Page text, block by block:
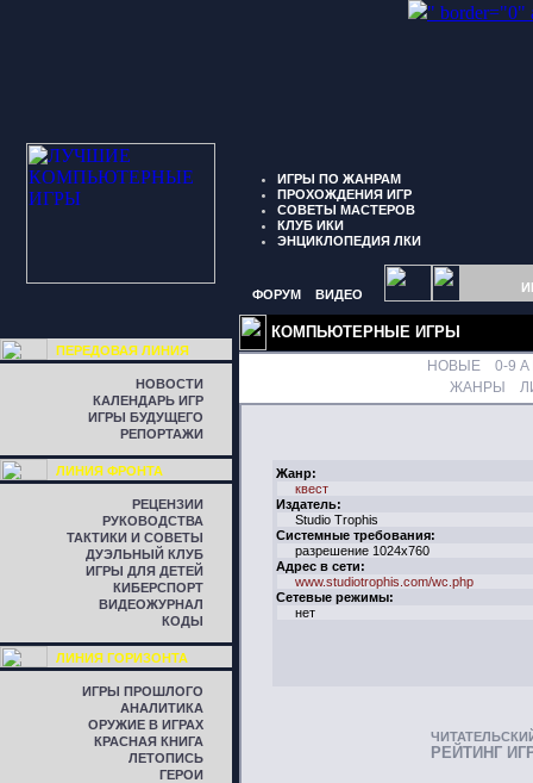
" border="0"
ИГРЫ ПО ЖАНРАМ
ПРОХОЖДЕНИЯ ИГР
СОВЕТЫ МАСТЕРОВ
КЛУБ ИКИ
ЭНЦИКЛОПЕДИЯ ЛКИ
ФОРУМ ВИДЕО
ПЕРЕДОВАЯ ЛИНИЯ
НОВОСТИ
КАЛЕНДАРЬ ИГР
ИГРЫ БУДУЩЕГО
РЕПОРТАЖИ
ЛИНИЯ ФРОНТА
РЕЦЕНЗИИ
РУКОВОДСТВА
ТАКТИКИ И СОВЕТЫ
ДУЭЛЬНЫЙ КЛУБ
ИГРЫ ДЛЯ ДЕТЕЙ
КИБЕРСПОРТ
ВИДЕОЖУРНАЛ
КОДЫ
ЛИНИЯ ГОРИЗОНТА
ИГРЫ ПРОШЛОГО
АНАЛИТИКА
ОРУЖИЕ В ИГРАХ
КРАСНАЯ КНИГА
ЛЕТОПИСЬ
ГЕРОИ
КОМПЬЮТЕРНЫЕ ИГРЫ
НОВЫЕ 0-9 A
ЖАНРЫ
Жанр:
квест
Издатель:
Studio Trophis
Системные требования:
разрешение 1024x760
Адрес в сети:
www.studiotrophis.com/wc.php
Сетевые режимы:
нет
РЕЙТИНГ